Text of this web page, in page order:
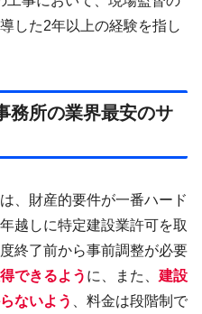
した2年以上の経験を指し
務所の業界最安のサ
、財産的要件が一番ハード
越しに特定建設業許可を取
終了前から事前調整が必要
できるよう に、また、 建設
ないよう
、料金は段階制で